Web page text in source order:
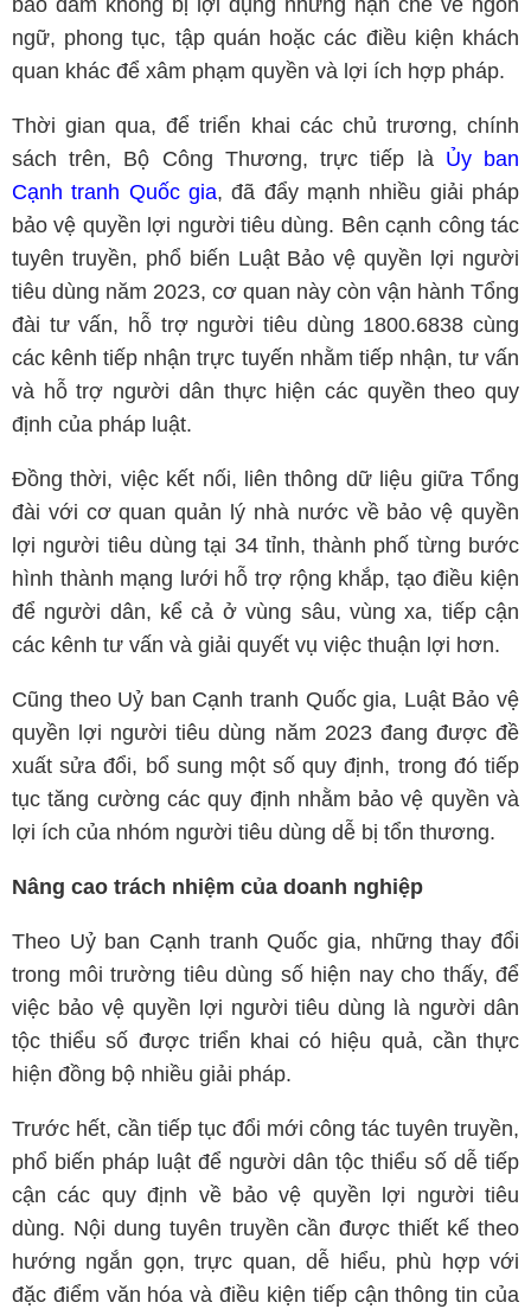
bảo đảm không bị lợi dụng những hạn chế về ngôn
ngữ, phong tục, tập quán hoặc các điều kiện khách
quan khác để xâm phạm quyền và lợi ích hợp pháp.
Thời gian qua, để triển khai các chủ trương, chính
sách trên, Bộ Công Thương, trực tiếp là Ủy ban
Cạnh tranh Quốc gia, đã đẩy mạnh nhiều giải pháp
bảo vệ quyền lợi người tiêu dùng. Bên cạnh công tác
tuyên truyền, phổ biến Luật Bảo vệ quyền lợi người
tiêu dùng năm 2023, cơ quan này còn vận hành Tổng
đài tư vấn, hỗ trợ người tiêu dùng 1800.6838 cùng
các kênh tiếp nhận trực tuyến nhằm tiếp nhận, tư vấn
và hỗ trợ người dân thực hiện các quyền theo quy
định của pháp luật.
Đồng thời, việc kết nối, liên thông dữ liệu giữa Tổng
đài với cơ quan quản lý nhà nước về bảo vệ quyền
lợi người tiêu dùng tại 34 tỉnh, thành phố từng bước
hình thành mạng lưới hỗ trợ rộng khắp, tạo điều kiện
để người dân, kể cả ở vùng sâu, vùng xa, tiếp cận
các kênh tư vấn và giải quyết vụ việc thuận lợi hơn.
Cũng theo Uỷ ban Cạnh tranh Quốc gia, Luật Bảo vệ
quyền lợi người tiêu dùng năm 2023 đang được đề
xuất sửa đổi, bổ sung một số quy định, trong đó tiếp
tục tăng cường các quy định nhằm bảo vệ quyền và
lợi ích của nhóm người tiêu dùng dễ bị tổn thương.
Nâng cao trách nhiệm của doanh nghiệp
Theo Uỷ ban Cạnh tranh Quốc gia, những thay đổi
trong môi trường tiêu dùng số hiện nay cho thấy, để
việc bảo vệ quyền lợi người tiêu dùng là người dân
tộc thiểu số được triển khai có hiệu quả, cần thực
hiện đồng bộ nhiều giải pháp.
Trước hết, cần tiếp tục đổi mới công tác tuyên truyền,
phổ biến pháp luật để người dân tộc thiểu số dễ tiếp
cận các quy định về bảo vệ quyền lợi người tiêu
dùng. Nội dung tuyên truyền cần được thiết kế theo
hướng ngắn gọn, trực quan, dễ hiểu, phù hợp với
đặc điểm văn hóa và điều kiện tiếp cận thông tin của